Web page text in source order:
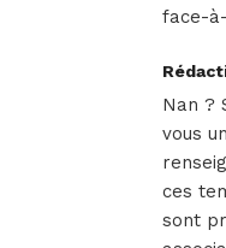
face-
Nan ?
vous
ces
sont